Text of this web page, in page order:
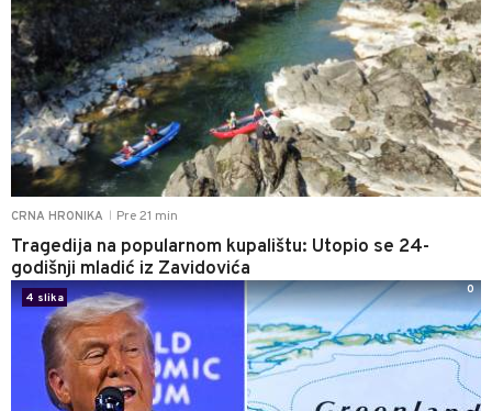
CRNA HRONIKA Pre 21 min
Tragedija na popularnom kupalištu: Utopio se 24-
godišnji mladić iz Zavidovića
4 slika
0